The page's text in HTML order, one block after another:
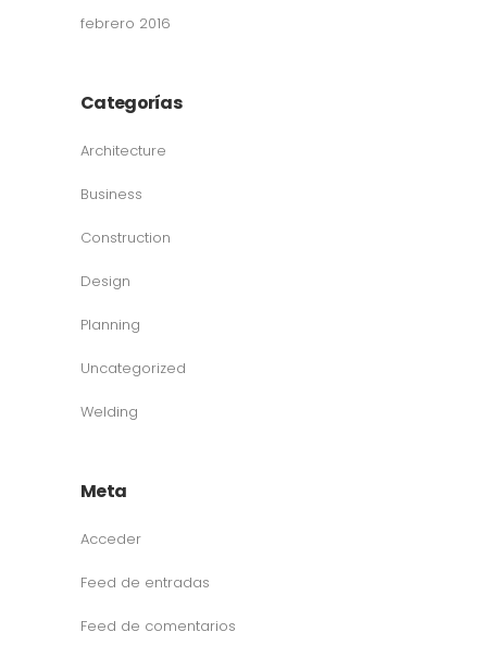
febrero 2016
Categorías
Architecture
Business
Construction
Design
Planning
Uncategorized
Welding
Meta
Acceder
Feed de entradas
Feed de comentarios